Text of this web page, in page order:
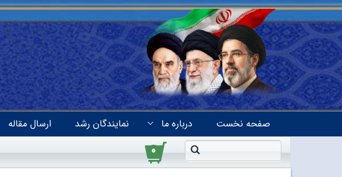
صفحه نخست درباره ما نمایندگان رشد ارسال مقاله
۰